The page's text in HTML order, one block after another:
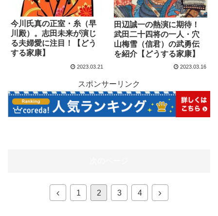
今川氏真の正室・糸（早
川殿）。志田未来が演じ
る夫婦愛に注目！【どう
する家康】
2023.03.21
田辺誠一の熱演に期待！
武田二十四将の一人・穴
山梅雪（信君）の武勇伝
を紹介【どうする家康】
2023.03.16
スポンサーリンク
1 2 3 4